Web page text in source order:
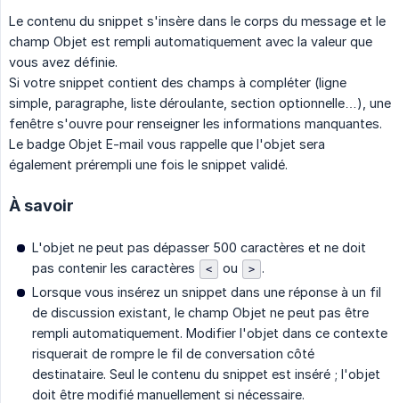
Le contenu du snippet s'insère dans le corps du message et le
champ Objet est rempli automatiquement avec la valeur que
vous avez définie.
Si votre snippet contient des champs à compléter (ligne
simple, paragraphe, liste déroulante, section optionnelle…), une
fenêtre s'ouvre pour renseigner les informations manquantes.
Le badge Objet E-mail vous rappelle que l'objet sera
également prérempli une fois le snippet validé.
À savoir
L'objet ne peut pas dépasser 500 caractères et ne doit
pas contenir les caractères
< ou > .
Lorsque vous insérez un snippet dans une réponse à un fil
de discussion existant, le champ Objet ne peut pas être
rempli automatiquement. Modifier l'objet dans ce contexte
risquerait de rompre le fil de conversation côté
destinataire. Seul le contenu du snippet est inséré ; l'objet
doit être modifié manuellement si nécessaire.